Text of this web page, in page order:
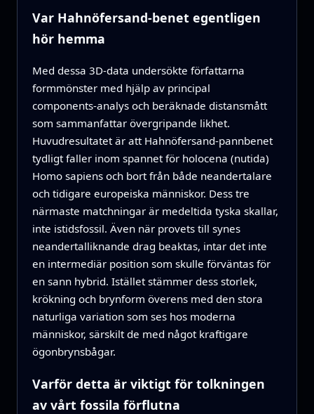
Var Hahnöfersand‑benet egentligen
hör hemma
Med dessa 3D‑data undersökte författarna
formmönster med hjälp av principal
components‑analys och beräknade distansmått
som sammanfattar övergripande likhet.
Huvudresultatet är att Hahnöfersand‑pannbenet
tydligt faller inom spannet för holocena (nutida)
Homo sapiens och bort från både neandertalare
och tidigare europeiska människor. Dess tre
närmaste matchningar är medeltida tyska skallar,
inte istidsfossil. Även när provets till synes
neandertalliknande drag beaktas, intar det inte
en intermediär position som skulle förväntas för
en sann hybrid. Istället stämmer dess storlek,
krökning och brynform överens med den stora
naturliga variation som ses hos moderna
människor, särskilt de med något kraftigare
ögonbrynsbågar.
Varför detta är viktigt för tolkningen
av vårt fossila förflutna